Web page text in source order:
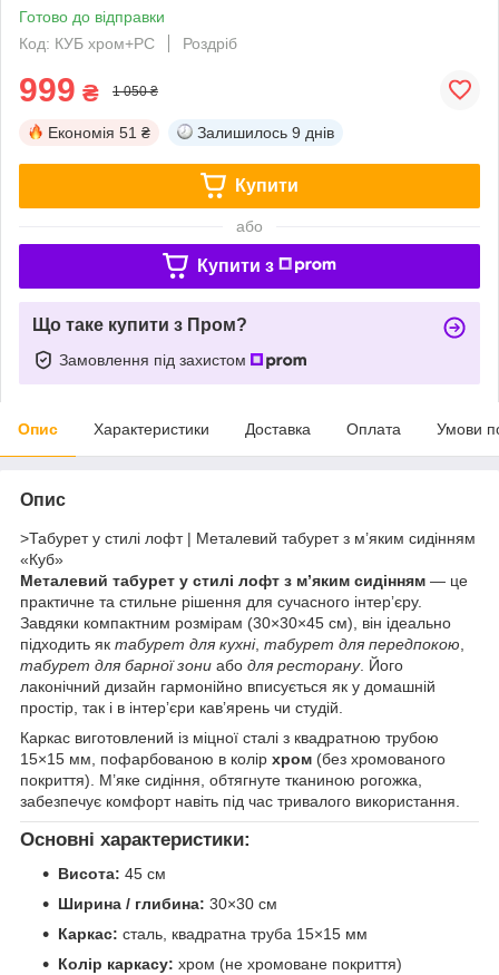
Готово до відправки
Код: КУБ хром+РС
Роздріб
999 ₴ 1 050 ₴
Економія 51 ₴ Залишилось 9 днів
Купити
або
Купити з
Що таке купити з Пром?
Замовлення під захистом
Опис Характеристики Доставка Оплата Умови
Опис
>Табурет у стилі лофт | Металевий табурет з м’яким сидінням
«Куб»
Металевий табурет у стилі лофт з м’яким сидінням — це
практичне та стильне рішення для сучасного інтерʼєру.
Завдяки компактним розмірам (30×30×45 см), він ідеально
підходить як табурет для кухні, табурет для передпокою
табурет для барної зони або для ресторану. Його
лаконічний дизайн гармонійно вписується як у домашній
простір, так і в інтерʼєри кавʼярень чи студій.
Каркас виготовлений із міцної сталі з квадратною трубою
15×15 мм, пофарбованою в колір хром (без хромованого
покриття). М’яке сидіння, обтягнуте тканиною рогожка,
забезпечує комфорт навіть під час тривалого використання.
Основні характеристики:
Висота: 45 см
Ширина / глибина: 30×30 см
Каркас: сталь, квадратна труба 15×15 мм
Колір каркасу: хром (не хромоване покриття)